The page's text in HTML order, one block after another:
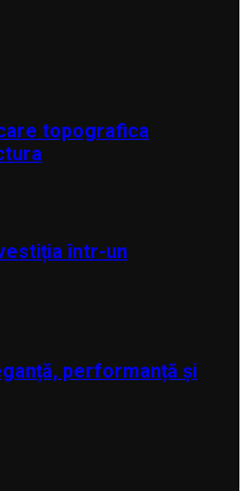
topografica
într-un
performanță și